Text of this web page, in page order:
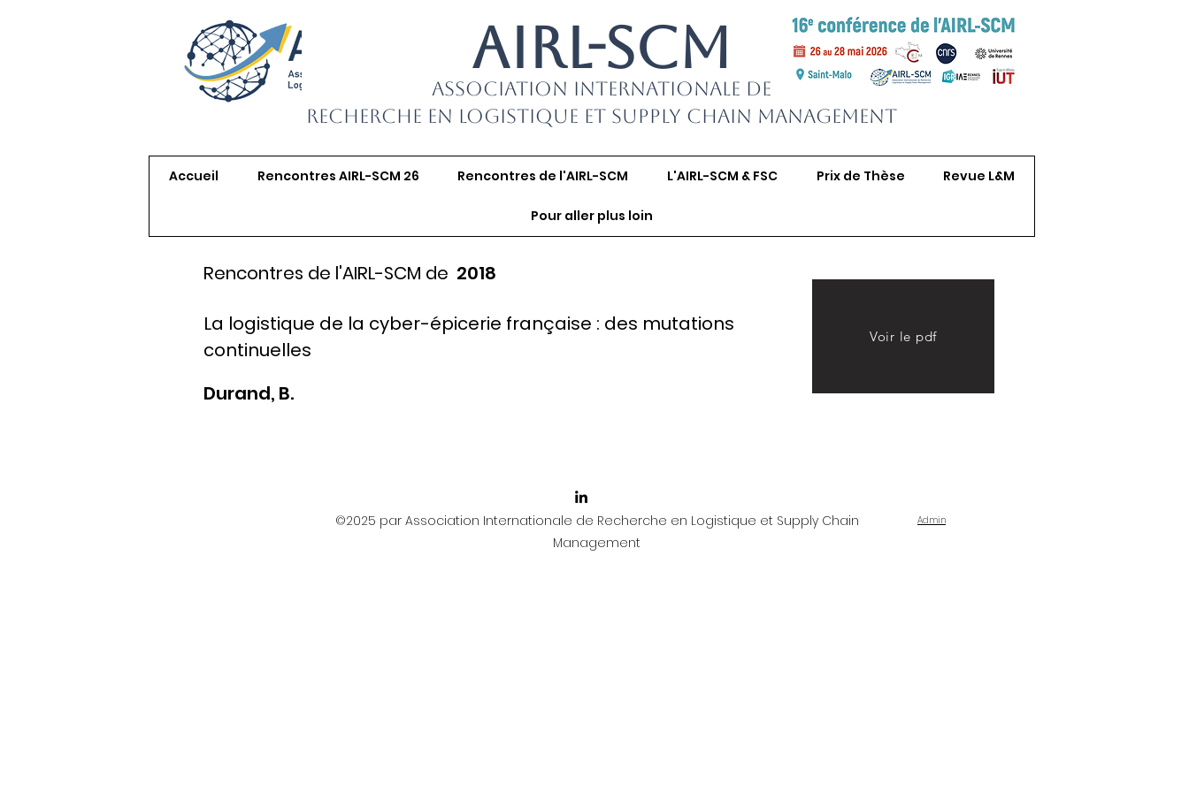
AIRL-SCM
Association Internationale de
Recherche en Logistique et Supply Chain Management
Accueil Rencontres AIRL-SCM 26 Rencontres de l'AIRL-SCM L'AIRL-SCM & FSC Prix de Thèse Revue L&M
Pour aller plus loin
Rencontres de l'AIRL-SCM de 2018
La logistique de la cyber-épicerie française : des mutations
continuelles
Durand, B.
Voir le pdf
©2025 par Association Internationale de Recherche en Logistique et Supply Chain
Management
Admin